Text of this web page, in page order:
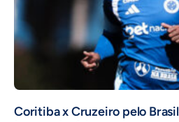
Coritiba x Cruzeiro pelo